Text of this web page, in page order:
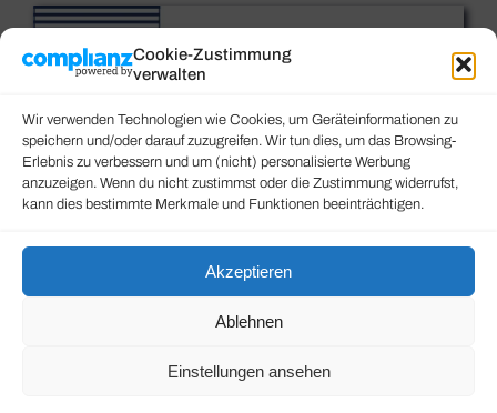
Cookie-Zustimmung
verwalten
Wir verwenden Technologien wie Cookies, um Geräteinformationen zu
speichern und/oder darauf zuzugreifen. Wir tun dies, um das Browsing-
Erlebnis zu verbessern und um (nicht) personalisierte Werbung
anzuzeigen. Wenn du nicht zustimmst oder die Zustimmung widerrufst,
kann dies bestimmte Merkmale und Funktionen beeinträchtigen.
Akzeptieren
Ablehnen
Einstellungen ansehen